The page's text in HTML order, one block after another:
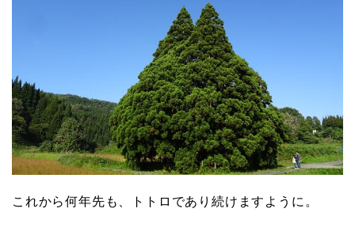
これから何年先も、トトロであり続けますように。